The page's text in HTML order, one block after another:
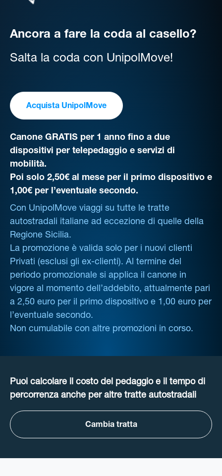
Ancora a fare la coda al casello?
Salta la coda con UnipolMove!
Acquista UnipolMove
Canone GRATIS per 1 anno fino a due
dispositivi per telepedaggio e servizi di
mobilità.
Poi solo 2,50€ al mese per il primo dispositivo e
1,00€ per l’eventuale secondo.
Con UnipolMove viaggi su tutte le tratte
autostradali italiane ad eccezione di quelle della
Regione Sicilia.
La promozione è valida solo per i nuovi clienti
Privati (esclusi gli ex-clienti). Al termine del
periodo promozionale si applica il canone in
vigore al momento dell’addebito, attualmente pari
a 2,50 euro per il primo dispositivo e 1,00 euro per
l’eventuale secondo.
Non cumulabile con altre promozioni in corso.
Puoi calcolare il costo del pedaggio e il tempo di
percorrenza anche per altre tratte autostradali
Cambia tratta